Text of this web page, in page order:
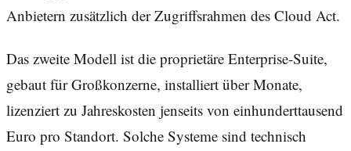
Anbietern zusätzlich der Zugriffsrahmen des Cloud Act.
Das zweite Modell ist die proprietäre Enterprise-Suite,
gebaut für Großkonzerne, installiert über Monate,
lizenziert zu Jahreskosten jenseits von einhunderttausend
Euro pro Standort. Solche Systeme sind technisch